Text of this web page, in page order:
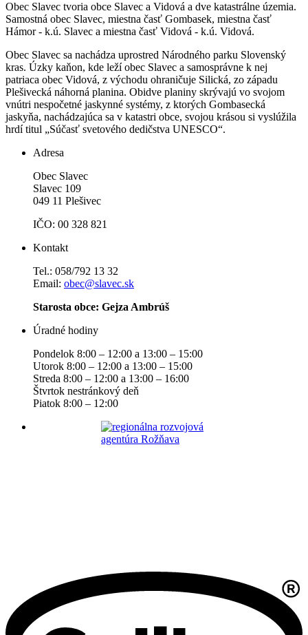
Obec Slavec tvoria obce Slavec a Vidová a dve katastrálne územia.
Samostná obec Slavec, miestna časť Gombasek, miestna časť
Hámor - k.ú. Slavec a miestna časť Vidová - k.ú. Vidová.
Obec Slavec sa nachádza uprostred Národného parku Slovenský
kras. Úzky kaňon, kde leží obec Slavec a samosprávne k nej
patriaca obec Vidová, z východu ohraničuje Silická, zo západu
Plešivecká náhorná planina. Obidve planiny skrývajú vo svojom
vnútri nespočetné jaskynné systémy, z ktorých Gombasecká
jaskyňa, nachádzajúca sa v katastri obce, svojou krásou si vyslúžila
hrdí titul „Súčasť svetového dedičstva UNESCO“.
Adresa
Obec Slavec
Slavec 109
049 11 Plešivec
IČO: 00 328 821
Kontakt
Tel.: 058/792 13 32
Email: obec@slavec.sk
Starosta obce: Gejza Ambrúš
Úradné hodiny
Pondelok 8:00 – 12:00 a 13:00 – 15:00
Utorok 8:00 – 12:00 a 13:00 – 15:00
Streda 8:00 – 12:00 a 13:00 – 16:00
Štvrtok nestránkový deň
Piatok 8:00 – 12:00